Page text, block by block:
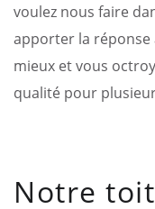
voulez nous faire
apporter la réponse
mieux et vous
qualité pour
Notre